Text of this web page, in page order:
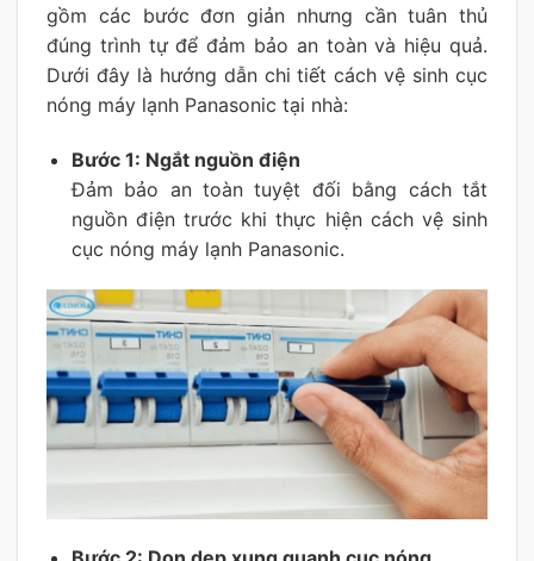
gồm các bước đơn giản nhưng cần tuân thủ
đúng trình tự để đảm bảo an toàn và hiệu quả.
Dưới đây là hướng dẫn chi tiết cách vệ sinh cục
nóng máy lạnh Panasonic tại nhà:
Bước 1: Ngắt nguồn điện
Đảm bảo an toàn tuyệt đối bằng cách tắt
nguồn điện trước khi thực hiện cách vệ sinh
cục nóng máy lạnh Panasonic.